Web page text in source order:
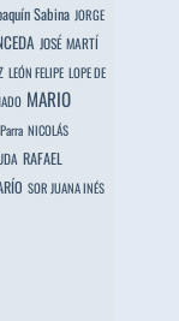
Sabina JORGE
JOSÉ MARTÍ
LEÓN FELIPE LOPE DE
MARIO
NICOLÁS
RAFAEL
SOR JUANA INÉS